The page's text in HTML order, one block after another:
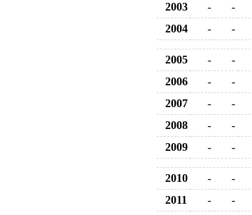
2003
- -
2004
- -
2005 - -
2006
- -
2007
- -
2008
- -
2009
- -
2010 - -
2011
- -